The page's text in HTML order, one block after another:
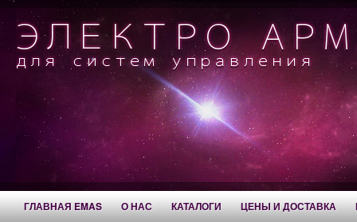
ГЛАВНАЯ EMAS О НАС КАТАЛОГИ ЦЕНЫ И ДОСТАВКА